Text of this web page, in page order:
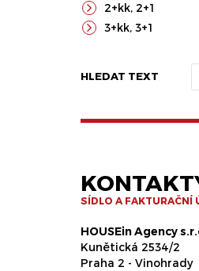
2+kk, 2+1
3+kk, 3+1
HLEDAT TEXT
SÍDLO A FAKTURAČNÍ
HOUSEin Agency
Kunětická 2534/2
Praha 2 - Vinohrady